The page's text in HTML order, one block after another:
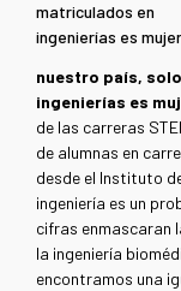
matriculados en
ingenierías es mujer
nuestro país,
ingenierías es
de las carreras
de alumnas en
desde el Instituto
ingeniería es un
cifras enmascaran
la ingeniería
encontramos una